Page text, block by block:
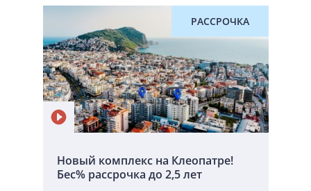
РАССРОЧКА
Новый комплекс на Клеопатре!
Бес% рассрочка до 2,5 лет